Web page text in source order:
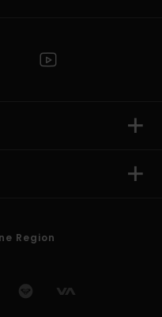
Region